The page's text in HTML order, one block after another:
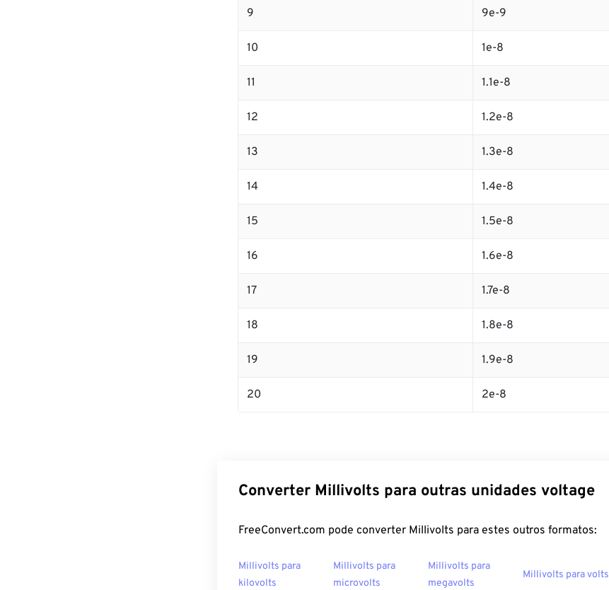
9 9e-9
10 1e-8
11 1.1e-8
12 1.2e-8
13 1.3e-8
14 1.4e-8
15 1.5e-8
16 1.6e-8
17 1.7e-8
18 1.8e-8
19 1.9e-8
20 2e-8
Converter Millivolts para outras unidades voltage
FreeConvert.com pode converter Millivolts para estes outros formatos:
Millivolts para
kilovolts
Millivolts para
microvolts
Millivolts para
megavolts
Millivolts para volts